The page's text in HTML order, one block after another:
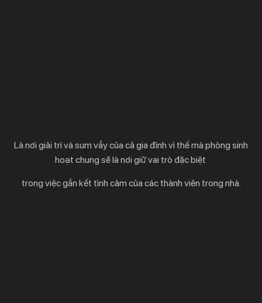
Là nơi giải trí và sum vầy của cả gia đình vì thế mà phòng sinh
hoạt chung sẽ là nơi giữ vai trò đặc biệt
trong việc gắn kết tình cảm của các thành viên trong nhà.